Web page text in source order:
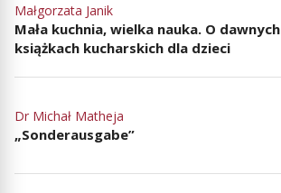
Małgorzata Janik
Mała kuchnia, wielka nauka. O dawnych
książkach kucharskich dla dzieci
Dr Michał Matheja
„Sonderausgabe”